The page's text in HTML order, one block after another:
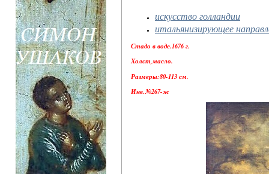
искусство голландии
итальянизирующее
Стадо в воде.1676 г.
Холст,масло.
Размеры:80-113 см.
Инв.№267-ж